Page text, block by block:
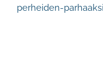
perheiden-